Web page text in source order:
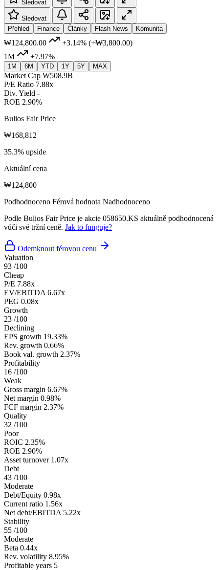
Sledovat
Sledovat
Přehled
Finance Články Flash News Komunita
₩124,800.00 +3.14% (+₩3,800.00)
1M
+7.97%
1M 6M YTD 1Y 5Y MAX
Market Cap ₩508.9B
P/E Ratio 7.88x
Div. Yield -
ROE 2.90%
Bulios Fair Price
₩168,812
35.3% upside
Aktuální cena
₩124,800
Podhodnoceno Férová hodnota Nadhodnoceno
Podle Bulios Fair Price je akcie 058650.KS aktuálně podhodnocená
vůči své tržní ceně. Jak to funguje?
Odemknout férovou cenu
Valuation
93 /100
Cheap
P/E 7.88x
EV/EBITDA 6.67x
PEG 0.08x
Growth
23 /100
Declining
EPS growth 19.33%
Rev. growth 0.66%
Book val. growth 2.37%
Profitability
16 /100
Weak
Gross margin 6.67%
Net margin 0.98%
FCF margin 2.37%
Quality
32 /100
Poor
ROIC 2.35%
ROE 2.90%
Asset turnover 1.07x
Debt
43 /100
Moderate
Debt/Equity 0.98x
Current ratio 1.56x
Net debt/EBITDA 5.22x
Stability
55 /100
Moderate
Beta 0.44x
Rev. volatility 8.95%
Profitable years 5